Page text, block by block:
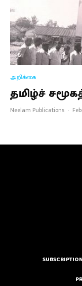
அறிக்கை
தமிழ்ச்
Neelam Publications ·